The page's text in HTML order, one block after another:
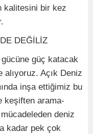
kalitesini bir kez
DEĞİLİZ
güç katacak
alıyoruz. Açık Deniz
inşa ettiğimiz bu
keşiften arama-
deniz
kadar pek çok